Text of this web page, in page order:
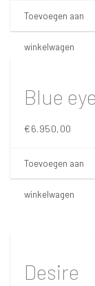
Toevoegen aan
winkelwagen
Blue
€6.950,00
Toevoegen aan
winkelwagen
Desire